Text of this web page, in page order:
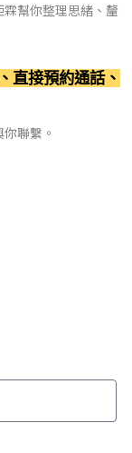
幫你整理思緒、釐
直接預約通話、
聯繫。